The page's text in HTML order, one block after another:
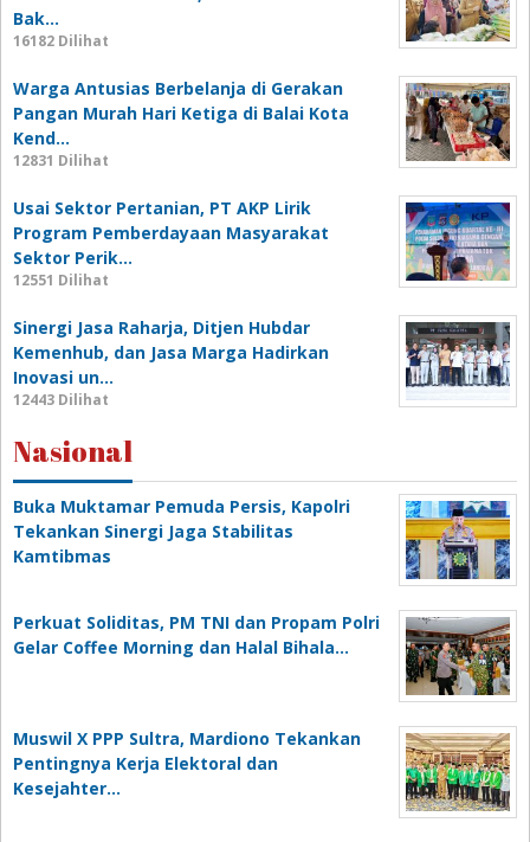
Bak…
16182 Dilihat
Warga Antusias Berbelanja di Gerakan
Pangan Murah Hari Ketiga di Balai Kota
Kend…
12831 Dilihat
Usai Sektor Pertanian, PT AKP Lirik
Program Pemberdayaan Masyarakat
Sektor Perik…
12551 Dilihat
Sinergi Jasa Raharja, Ditjen Hubdar
Kemenhub, dan Jasa Marga Hadirkan
Inovasi un…
12443 Dilihat
Nasional
Buka Muktamar Pemuda Persis, Kapolri
Tekankan Sinergi Jaga Stabilitas
Kamtibmas
Perkuat Soliditas, PM TNI dan Propam Polri
Gelar Coffee Morning dan Halal Bihala…
Muswil X PPP Sultra, Mardiono Tekankan
Pentingnya Kerja Elektoral dan
Kesejahter…